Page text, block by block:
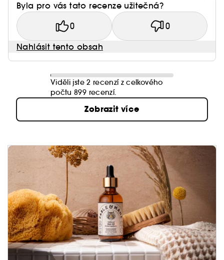
Byla pro vás tato recenze užitečná?
0 0
Nahlásit tento obsah
Viděli jste 2 recenzí z celkového
počtu 899 recenzí.
Zobrazit více